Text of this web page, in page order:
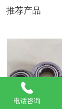
推荐产品
法兰轴承厂家
电话咨询